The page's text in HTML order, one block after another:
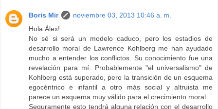
Boris Mir
noviembre 03, 2013 10:46 a. m.
Hola Àlex!
No sé si será un modelo caduco, pero los estadios de
desarrollo moral de Lawrence Kohlberg me han ayudado
mucho a entender los conflictos. Su conocimiento fue una
revelación para mí. Probablemente "el universalismo" de
Kohlberg está superado, pero la transición de un esquema
egocéntrico e infantil a otro más social y altruista me
parece un esquema muy válido para el crecimiento moral.
Seguramente esto tendrá alguna relación con el desarrollo